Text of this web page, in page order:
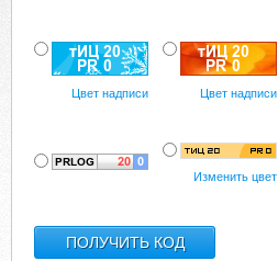
Цвет надписи Цвет надписи
Изменить цвет